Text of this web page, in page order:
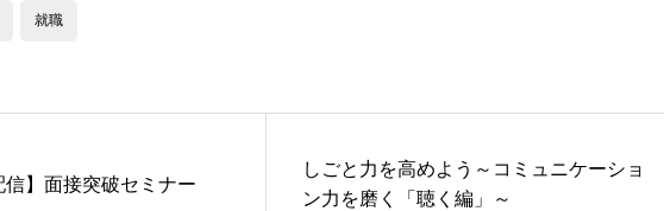
就職
】面接突破セミナー
しごと力を高めよう～コミュニケーショ
ン力を磨く「聴く編」～